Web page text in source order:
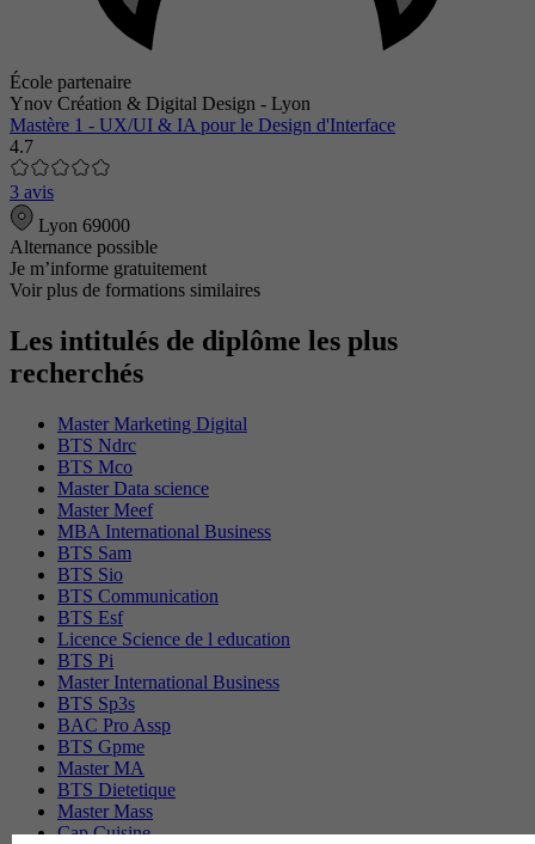
École partenaire
Ynov Création & Digital Design - Lyon
Mastère 1 - UX/UI & IA pour le Design d'Interface
4.7
3 avis
Lyon 69000
Alternance possible
Je m’informe gratuitement
Voir plus de formations similaires
Les intitulés de diplôme les plus
recherchés
Master Marketing Digital
BTS Ndrc
BTS Mco
Master Data science
Master Meef
MBA International Business
BTS Sam
BTS Sio
BTS Communication
BTS Esf
Licence Science de l education
BTS Pi
Master International Business
BTS Sp3s
BAC Pro Assp
BTS Gpme
Master MA
BTS Dietetique
Master Mass
Cap Cuisine